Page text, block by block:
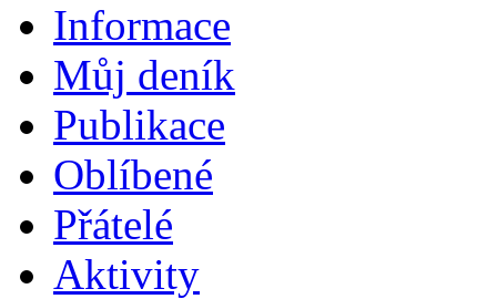
Informace
Můj deník
Publikace
Oblíbené
Přátelé
Aktivity